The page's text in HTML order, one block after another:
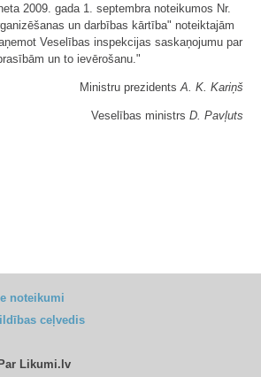
2009. gada 1. septembra noteikumos Nr.
un darbības kārtība" noteiktajām
Veselības inspekcijas saskaņojumu par
un to ievērošanu."
Ministru prezidentsA. K. Kariņš
Veselības ministrs D. Pavļuts
noteikumi
ceļvedis
Par Likumi.lv